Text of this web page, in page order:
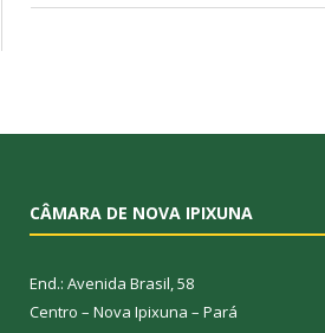
CÂMARA DE NOVA IPIXUNA
End.: Avenida Brasil, 58
Centro – Nova Ipixuna – Pará